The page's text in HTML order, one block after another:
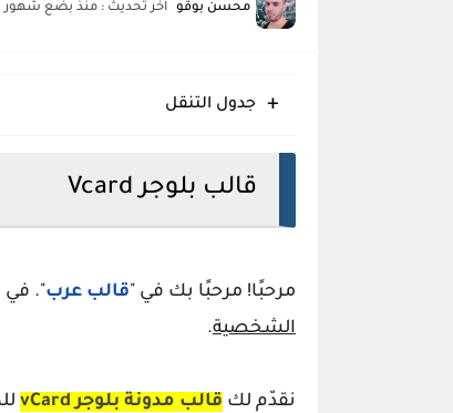
محسن بوقو اخر تحديث : منذ بضع شهور
جدول التنقل
قالب بلوجر Vcard
مرحبًا! مرحبًا بك في "قالب عرب". في
الشخصية.
نقدّم لك قالب مدونة بلوجرvCard